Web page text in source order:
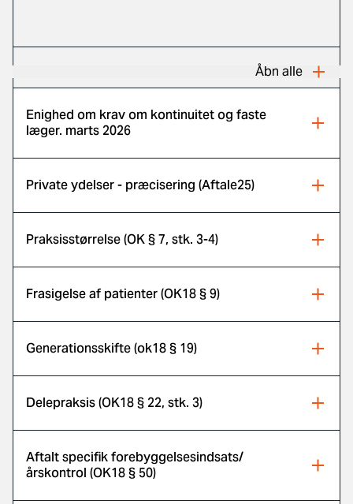
Åbn alle
Enighed om krav om kontinuitet og faste
læger. marts 2026
Private ydelser - præcisering (Aftale25)
Praksisstørrelse (OK § 7, stk. 3-4)
Frasigelse af patienter (OK18 § 9)
Generationsskifte (ok18 § 19)
Delepraksis (OK18 § 22, stk. 3)
Aftalt specifik forebyggelsesindsats/
årskontrol (OK18 § 50)